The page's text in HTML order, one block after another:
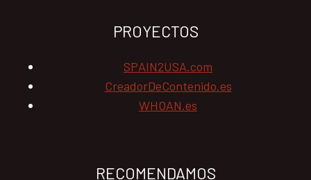
PROYECTOS
SPAIN2USA.com
CreadorDeContenido.es
WHOAN.es
RECOMENDAMOS